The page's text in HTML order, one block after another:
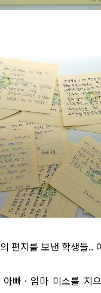
편지를 보낸 학생들..
빠ㆍ엄마 미소를 지